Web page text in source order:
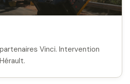
Vinci. Intervention